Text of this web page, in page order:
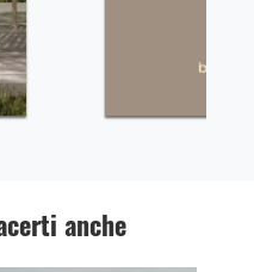
anche